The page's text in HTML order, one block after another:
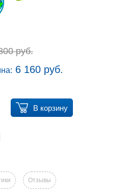
руб.
6 160 руб.
В корзину
Отзывы